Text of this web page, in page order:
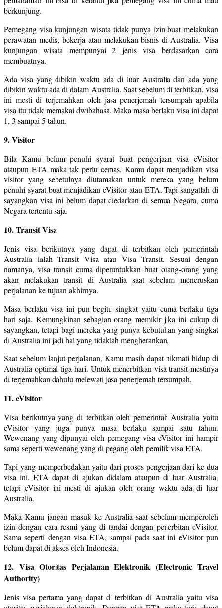
berkunjung.
Pemegang visa kunjungan wisata tidak punya izin buat melakukan
perawatan medis, bekerja atau melakukan bisnis di Australia. Visa
kunjungan wisata mempunyai 2 jenis visa berdasarkan cara
membuatnya.
Ada visa yang dibikin waktu ada di luar Australia dan ada yang
dibikin waktu ada di dalam Australia. Saat sebelum di terbitkan, visa
ini mesti di terjemahkan oleh jasa penerjemah tersumpah apabila
visa itu tidak memakai dwibahasa. Maka masa berlaku visa ini dapat
1, 3 sampai 5 tahun.
9. Visitor
Bila Kamu belum penuhi syarat buat pengerjaan visa eVisitor
ataupun ETA maka tak perlu cemas. Kamu dapat menjadikan visa
visitor yang sebetulnya diutamakan untuk mereka yang belum
penuhi syarat buat menjadikan eVisitor atau ETA. Tapi sangatlah di
sayangkan visa ini belum dapat diedarkan di semua Negara, cuma
Negara tertentu saja.
10. Transit Visa
Jenis visa berikutnya yang dapat di terbitkan oleh pemerintah
Australia ialah Transit Visa atau Visa Transit. Sesuai dengan
namanya, visa transit cuma diperuntukkan buat orang-orang yang
akan melakukan transit di Australia saat sebelum meneruskan
perjalanan ke tujuan akhirnya.
Masa berlaku visa ini pun begitu singkat yaitu cuma berlaku tiga
hari saja. Kemungkinan sebagian orang memikir jika ini cukup di
sayangkan, tetapi bagi mereka yang punya kebutuhan yang singkat
di Australia ini jadi hal yang tidaklah mengherankan.
Saat sebelum lanjut perjalanan, Kamu masih dapat nikmati hidup di
Australia optimal tiga hari. Untuk menerbitkan visa transit mestinya
di terjemahkan dahulu melewati jasa penerjemah tersumpah.
11. eVisitor
Visa berikutnya yang di terbitkan oleh pemerintah Australia yaitu
eVisitor yang juga punya masa berlaku sampai satu tahun.
Wewenang yang dipunyai oleh pemegang visa eVisitor ini hampir
sama seperti wewenang yang di pegang oleh pemilik visa ETA.
Tapi yang memperbedakan yaitu dari proses pengerjaan dari ke dua
visa ini. ETA dapat di ajukan didalam ataupun di luar Australia,
tetapi eVisitor ini mesti di ajukan oleh orang waktu ada di luar
Australia.
Maka Kamu jangan masuk ke Australia saat sebelum memperoleh
izin dengan cara resmi yang di tandai dengan penerbitan eVisitor.
Sama seperti dengan visa ETA, sampai pada saat ini eVisitor pun
belum dapat di akses oleh Indonesia.
12. Visa Otoritas Perjalanan Elektronik (Electronic Travel
Authority)
Jenis visa pertama yang dapat di terbitkan di Australia yaitu visa